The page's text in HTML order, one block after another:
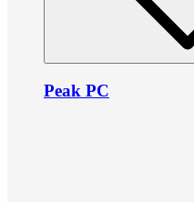
Peak PC